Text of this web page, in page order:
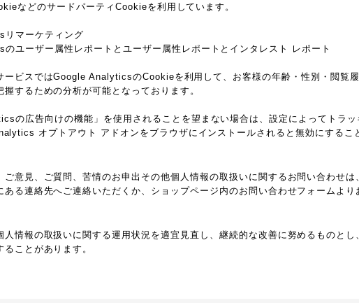
などのサードパーティCookieを利用しています。
マーケティング
ユーザー属性レポートとユーザー属性レポートとインタレスト レポート
ービスではGoogle AnalyticsのCookieを利用して、お客様の年齢・性別・閲覧
するための分析が可能となっております。
の広告向けの機能」を使用されることを望まない場合は、設定によってトラ
オプトアウト アドオンをブラウザにインストールされると無効にするこ
ご意見、ご質問、苦情のお申出その他個人情報の取扱いに関するお問い合わせ
ある連絡先へご連絡いただくか、ショップページ内のお問い合わせフォームより
人情報の取扱いに関する運用状況を適宜見直し、継続的な改善に努めるものと
ことがあります。